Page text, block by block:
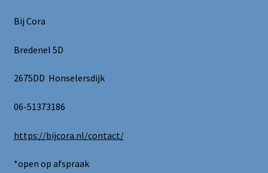
Bij Cora
Bredenel 5D
2675DD Honselersdijk
06-51373186
https://bijcora.nl/contact/
*open op afspraak